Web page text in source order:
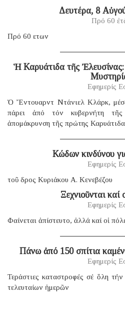
Δευτέρα, 8
Πρό 60
Πρό 60 ετων
Ἡ Καρυάτιδα τῆς
Εφημερίς
Ὁ Ἔντουαρντ Ντάνιελ Κλάρκ,
πάρει ἀπό τόν κυβερνήτη
ἀπομάκρυνση τῆς πρώτης
Κώδων κινδύνου
Εφημερίς
τοῦ δρος Κυριάκου Α. Κενεβέζου
Ξεχνιοῦνται καί
Εφημερίς
Φαίνεται ἀπίστευτο, ἀλλά καί οἱ
Πάνω ἀπό 150 σπίτια
Εφημερίς
Τεράστιες καταστροφές σέ ὅλη
τελευταίων ἡμερῶν